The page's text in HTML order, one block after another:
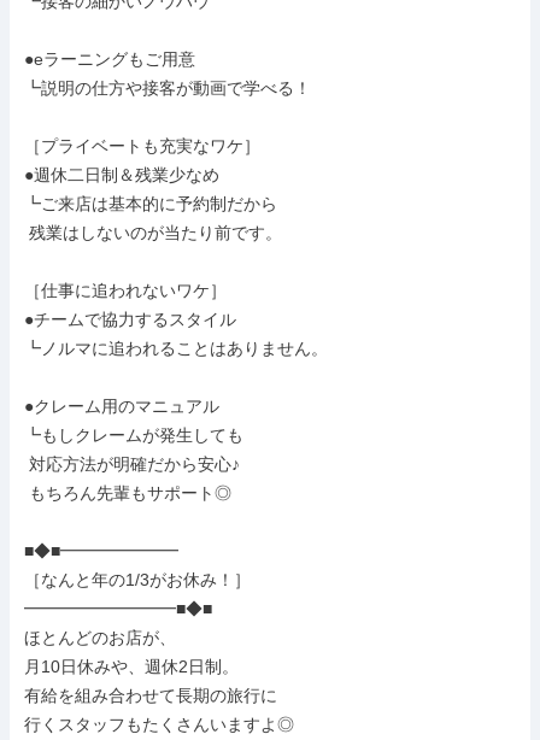
●eラーニングもご用意
┗説明の仕方や接客が動画で学べる！
［プライベートも充実なワケ］
●週休二日制＆残業少なめ
┗ご来店は基本的に予約制だから
［仕事に追われないワケ］
●チームで協力するスタイル
┗ノルマに追われることはありません。
●クレーム用のマニュアル
┗もしクレームが発生しても
■◆■━━━━━━━
［なんと年の1/3がお休み！］
━━━━━━━━━■◆■
ほとんどのお店が、
月10日休みや、週休2日制。
有給を組み合わせて長期の旅行に
行くスタッフもたくさんいますよ◎